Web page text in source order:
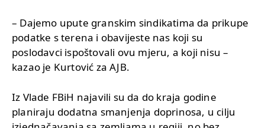
– Dajemo upute granskim sindikatima da prikupe
podatke s terena i obavijeste nas koji su
poslodavci ispoštovali ovu mjeru, a koji nisu –
kazao je Kurtović za AJB.
Iz Vlade FBiH najavili su da do kraja godine
planiraju dodatna smanjenja doprinosa, u cilju